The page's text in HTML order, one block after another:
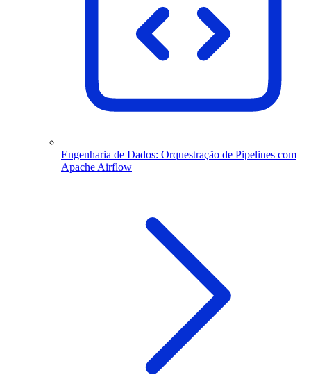
Engenharia de Dados: Orquestração de Pipelines com
Apache Airflow